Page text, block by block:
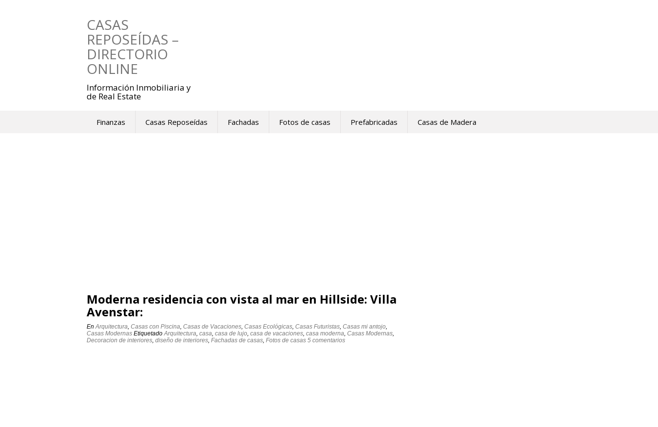
CASAS
REPOSEÍDAS –
DIRECTORIO
ONLINE
Información Inmobiliaria y
de Real Estate
Finanzas Casas Reposeídas Fachadas Fotos de casas Prefabricadas Casas de Madera
Moderna residencia con vista al mar en Hillside: Villa
Avenstar:
EnArquitectura, Casas con Piscina, Casas de Vacaciones, Casas Ecológicas, Casas Futuristas, Casas mi antojo,
Casas Modernas EtiquetadoArquitectura, casa, casa de lujo, casa de vacaciones, casa moderna, Casas Modernas,
Decoracion de interiores, diseño de interiores, Fachadas de casas, Fotos de casas 5 comentarios